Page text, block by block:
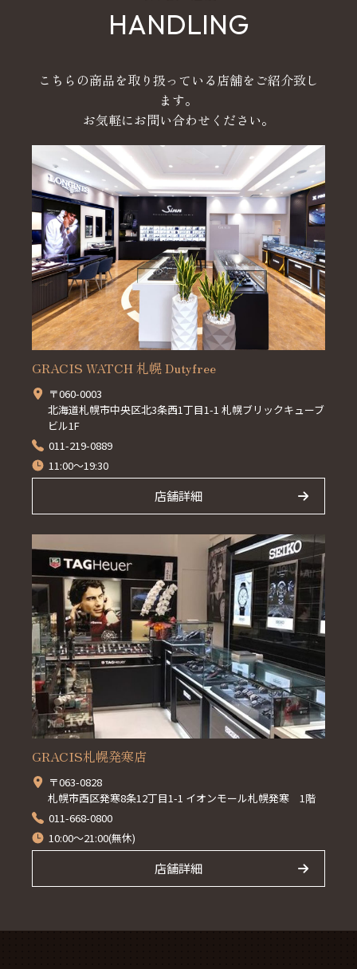
HANDLING
こちらの商品を取り扱っている店舗をご紹介致し
ます。
お気軽にお問い合わせください。
GRACIS WATCH 札幌 Dutyfree
〒060-0003
北海道札幌市中央区北3条西1丁目1-1 札幌ブリックキューブ
ビル1F
011-219-0889
11:00～19:30
店舗詳細
GRACIS札幌発寒店
〒063-0828
札幌市西区発寒8条12丁目1-1 イオンモール札幌発寒 1階
011-668-0800
10:00～21:00(無休)
店舗詳細